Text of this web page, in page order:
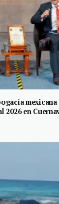
mexicana
en